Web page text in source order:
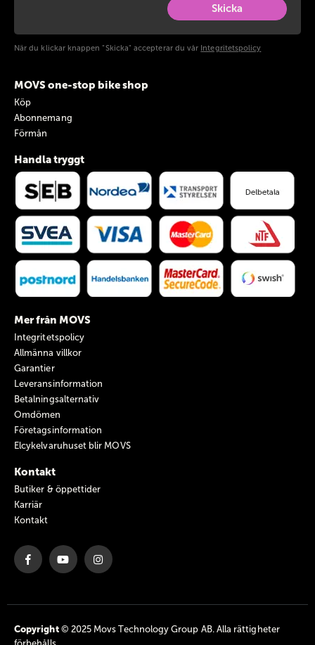
Skicka
När du klickar knappen "Skicka" accepterar du vår Integritetspolicy
MOVS one-stop bike shop
Köp
Abonnemang
Förmån
Handla tryggt
Mer från MOVS
Integritetspolicy
Allmänna villkor
Garantier
Leveransinformation
Betalningsalternativ
Omdömen
Företagsinformation
Elcykelvaruhuset blir MOVS
Kontakt
Butiker & öppettider
Karriär
Kontakt
Copyright© 2025 Movs Technology Group AB. Alla rättigheter